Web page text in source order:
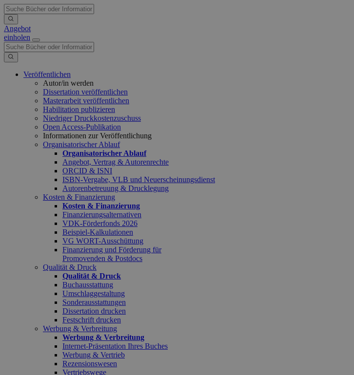
Angebot
einholen
Veröffentlichen
Autor/in werden
Dissertation veröffentlichen
Masterarbeit veröffentlichen
Habilitation publizieren
Niedriger Druckkostenzuschuss
Open Access-Publikation
Informationen zur Veröffentlichung
Organisatorischer Ablauf
Organisatorischer Ablauf
Angebot, Vertrag & Autorenrechte
ORCID & ISNI
ISBN-Vergabe, VLB und Neuerscheinungsdienst
Autorenbetreuung & Drucklegung
Kosten & Finanzierung
Kosten & Finanzierung
Finanzierungsalternativen
VDK-Förderfonds 2026
Beispiel-Kalkulationen
VG WORT-Ausschüttung
Finanzierung und Förderung für
Promovenden & Postdocs
Qualität & Druck
Qualität & Druck
Buchausstattung
Umschlaggestaltung
Sonderausstattungen
Dissertation drucken
Festschrift drucken
Werbung & Verbreitung
Werbung & Verbreitung
Internet-Präsentation Ihres Buches
Werbung & Vertrieb
Rezensionswesen
Vertriebswege